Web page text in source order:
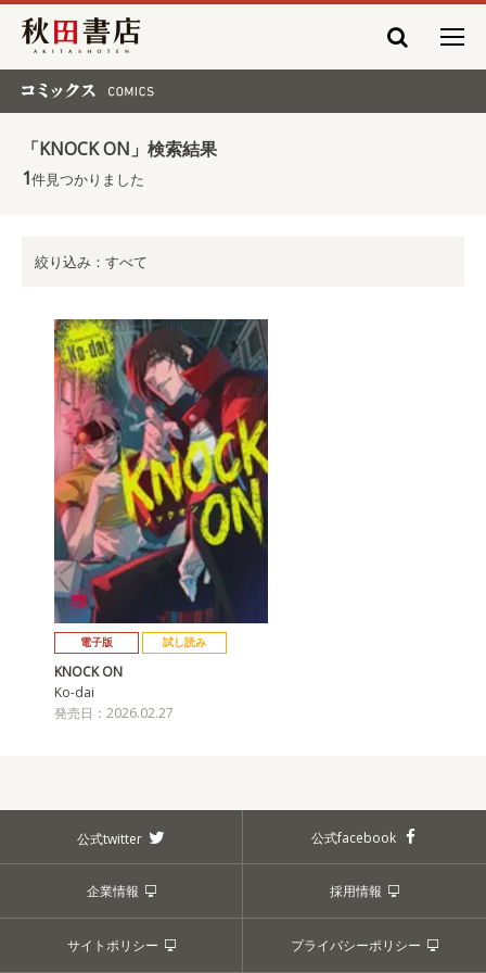
秋田書店
「KNOCK ON」検索結果
1件見つかりました
絞り込み：すべて
電子版 試し読み
KNOCK ON
Ko-dai
発売日：2026.02.27
公式twitter 公式facebook
企業情報 採用情報
サイトポリシー プライバシーポリシー